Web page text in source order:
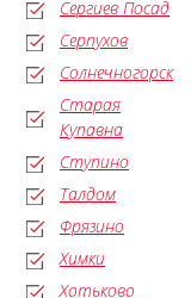
Сергиев Посад
Серпухов
Солнечногорск
Старая
Купавна
Ступино
Талдом
Фрязино
Химки
Хотьково